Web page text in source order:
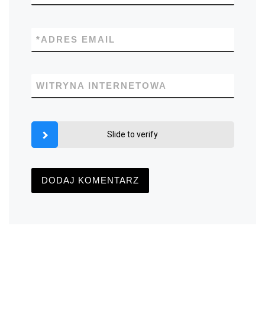
ADRES EMAIL
*
WITRYNA INTERNETOWA
Slide to verify